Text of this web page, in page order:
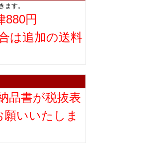
ます。
880円
は追加の送料
品書が税抜表
いいたしま